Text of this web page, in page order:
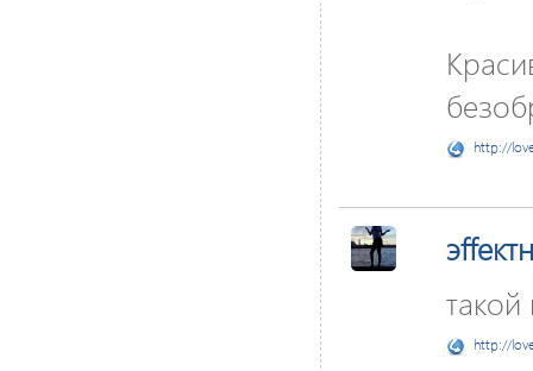
http://
такой
http://